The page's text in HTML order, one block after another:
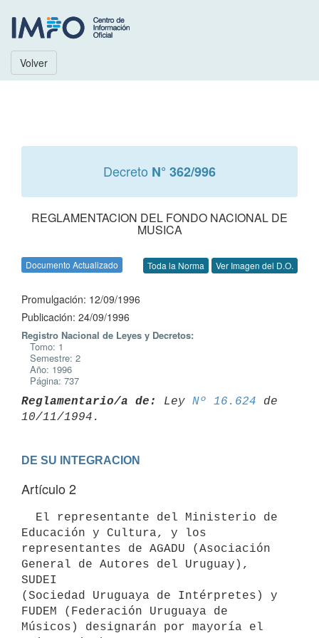
Volver
Decreto N° 362/996
REGLAMENTACION DEL FONDO NACIONAL DE
MUSICA
Documento Actualizado Toda la Norma Ver Imagen del D.O.
Promulgación: 12/09/1996
Publicación: 24/09/1996
Registro Nacional de Leyes y Decretos:
Tomo: 1
Semestre: 2
Año: 1996
Página: 737
Reglamentario/a de: Ley Nº 16.624 de
DE SU INTEGRACION
Artículo 2
Educación y Cultura, y los
representantes de AGADU (Asociación
General de Autores del Uruguay),
SUDEI
(Sociedad Uruguaya de Intérpretes) y
FUDEM (Federación Uruguaya de
Músicos) designarán por mayoría el